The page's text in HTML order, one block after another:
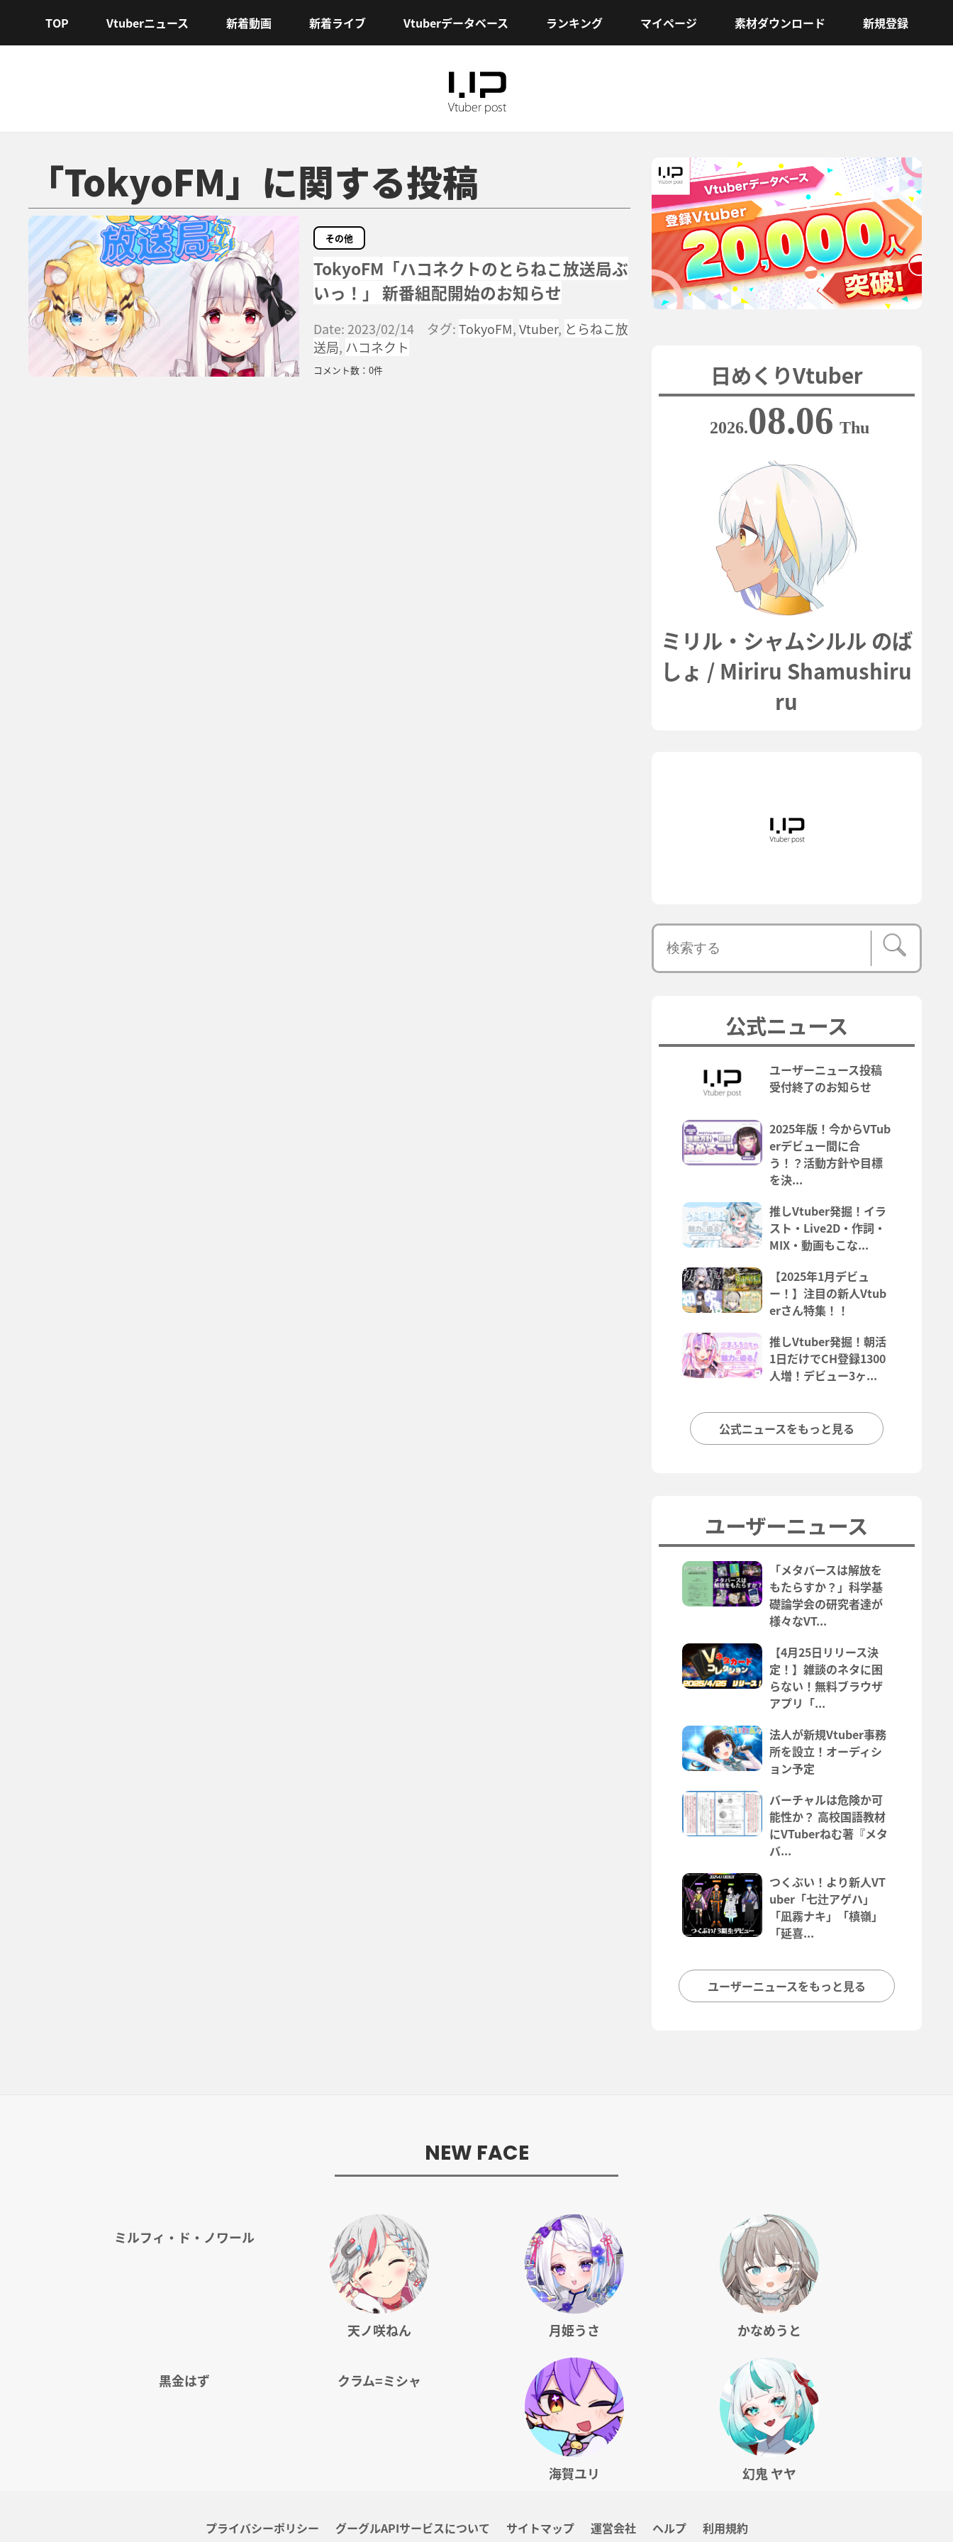
TOP Vtuberニュース 新着動画 新着ライブ Vtuberデータベース ランキング マイページ 素材ダウンロード 新規登録
「TokyoFM」に関する投稿
その他
TokyoFM「ハコネクトのとらねこ放送局ぶ
いっ！」 新番組配開始のお知らせ
Date: 2023/02/14 タグ:TokyoFM,Vtuber, とらねこ放
送局, ハコネクト
コメント数：0件 日めくりVtuber
2026.08.06 Thu
ミリル・シャムシルル のば
しょ / Miriru Shamushiru
ru
公式ニュース
ユーザーニュース投稿
受付終了のお知らせ
2025年版！今からVTub
erデビュー間に合
う！？活動方針や目標
を決...
推しVtuber発掘！イラ
スト・Live2D・作詞・
MIX・動画もこな...
【2025年1月デビュ
ー！】注目の新人Vtub
erさん特集！！
推しVtuber発掘！朝活
1日だけでCH登録1300
人増！デビュー3ヶ...
公式ニュースをもっと見る
ユーザーニュース
「メタバースは解放を
もたらすか？」科学基
礎論学会の研究者達が
様々なVT...
【4月25日リリース決
定！】雑談のネタに困
らない！無料ブラウザ
アプリ「...
法人が新規Vtuber事務
所を設立！オーディシ
ョン予定
バーチャルは危険か可
能性か？ 高校国語教材
にVTuberねむ著『メタ
バ...
つくぶい！より新人VT
uber「七辻アゲハ」
「凪霧ナキ」「槙嶺」
「延喜...
ユーザーニュースをもっと見る
NEW FACE
ミルフィ・ド・ノワール
天ノ咲ねん 月姫うさ かなめうと
黒金はず クラム=ミシャ
海賀ユリ 幻鬼 ヤヤ
プライバシーポリシー グーグルAPIサービスについて サイトマップ 運営会社 ヘルプ 利用規約